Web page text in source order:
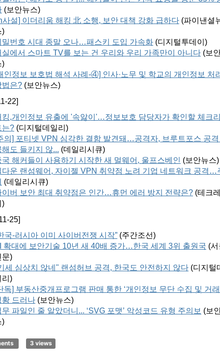
(보안뉴스)
사설] 이더리움 해킹 北 소행, 보안 대책 강화 급하다 (파이낸셜
)
밀번호 시대 종말 오나…패스키 도입 가속화 (디지털투데이 )
실에서 스마트 TV를 보는 건 우리와 우리 가족만이 아니다 (보
)
인정보 보호법 해석 사례-④] 인사·노무 및 학교의 개인정보 처
법은? (보안뉴스)
22]
킹,개인정보 유출에 '속앓이'…정보보호 담당자가 확인할 체크
는? (디지털데일리 )
의] 포티넷 VPN 심각한 결함 발견돼…공격자, 브루트포스 공
해도 들키지 않... (데일리시큐)
국 해커들이 사용하기 시작한 새 멀웨어, 울프스베인 (보안뉴스)
다운 랜섬웨어, 자이젤 VPN 취약점 노려 기업 네트워크 공격…
(데일리시큐)
이버 보안 최대 취약점은 인간…휴먼 에러 방지 전략은? (테크
)
25]
국-러시아 이미 사이버전쟁 시작” (주간조선)
확대에 보안기술 10년 새 40배 증가…한국 세계 3위 출원국 (서
문)
세 심상치 않네" 랜섬허브 공격, 한국도 안전하지 않다 (디지털
)
독] 부동산중개프로그램 판매 통한 ‘개인정보 무단 수집 및 거래
황 드러나 (보안뉴스)
무 파일인 줄 알았더니... ‘SVG 포맷’ 악성코드 유형 주의보 (보
)
3 views